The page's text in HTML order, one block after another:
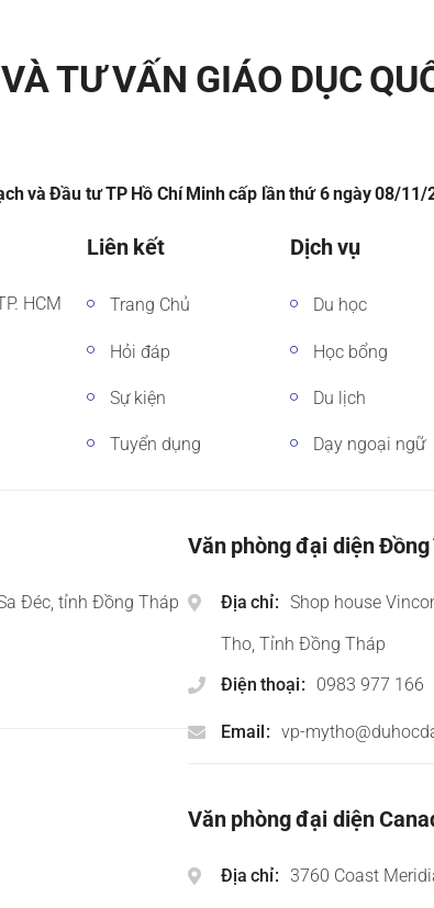
TƯ VẤN GIÁO DỤC
và Đầu tư TP Hồ Chí Minh cấp lần thứ 6 ngày 08/11/
HCM
Liên kết
Trang Chủ
Hỏi đáp
Sự kiện
Tuyển dụng
Dịch vụ
Du học
Học bổng
Du lịch
Dạy ngoại ngữ
Đéc, tỉnh Đồng Tháp
Văn phòng đại diện Đồng
Địa chỉ
Shop house
Tho, Tỉnh Đồng Tháp
Điện thoại
0983 977 166
Email vp-
Văn phòng đại diện
Địa chỉ 3760 Coast